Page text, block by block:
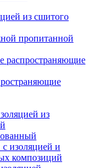
из сшитого
пропитанной
распространяющие
из
изоляцией и
композиций